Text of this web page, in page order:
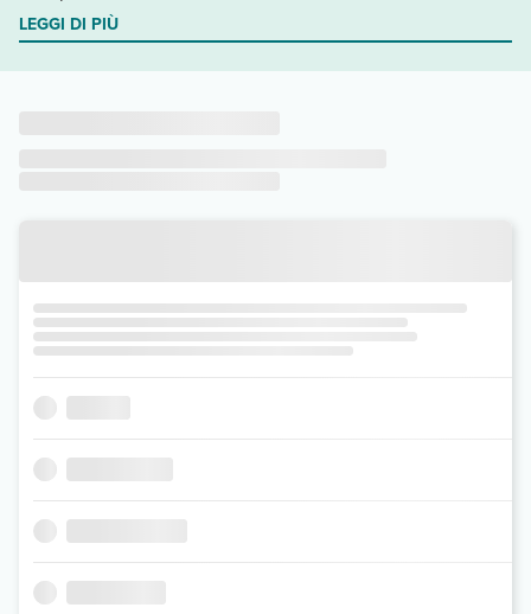
LEGGI DI PIÙ